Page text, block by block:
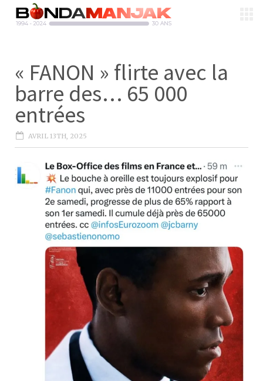
« FANON » flirte avec la
barre des… 65 000
entrées
AVRIL 13TH, 2025